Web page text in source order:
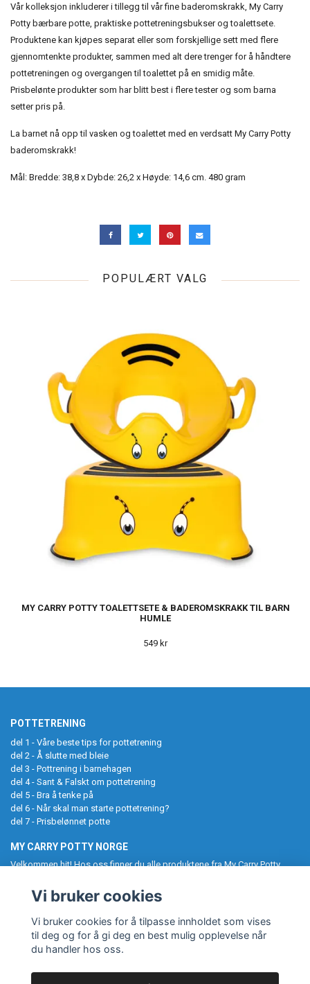
Vår kolleksjon inkluderer i tillegg til vår fine baderomskrakk, My Carry
Potty bærbare potte, praktiske pottetreningsbukser og toalettsete.
Produktene kan kjøpes separat eller som forskjellige sett med flere
gjennomtenkte produkter, sammen med alt dere trenger for å håndtere
pottetreningen og overgangen til toalettet på en smidig måte.
Prisbelønte produkter som har blitt best i flere tester og som barna
setter pris på.
La barnet nå opp til vasken og toalettet med en verdsatt My Carry Potty
baderomskrakk!
Mål: Bredde: 38,8 x Dybde: 26,2 x Høyde: 14,6 cm. 480 gram
POPULÆRT VALG
MY CARRY POTTY TOALETTSETE & BADEROMSKRAKK TIL BARN
HUMLE
549 kr
POTTETRENING
del 1 - Våre beste tips for potte­trening
del 2 - Å slutte med bleie
del 3 - Pottrening i barnehagen
del 4 - Sant & Falskt om pottetrening
del 5 - Bra å tenke på
del 6 - Når skal man starte pottetrening?
del 7 - Prisbelønnet potte
MY CARRY POTTY NORGE
Velkommen hit! Hos oss finner du alle produktene fra My Carry Potty
og tagg oss i ditt kjøp. My Carry Potty gjør pottetreningen enklere og
Vi bruker cookies
Vi bruker cookies for å tilpasse innholdet som vises
til deg og for å gi deg en best mulig opplevelse når
du handler hos oss.